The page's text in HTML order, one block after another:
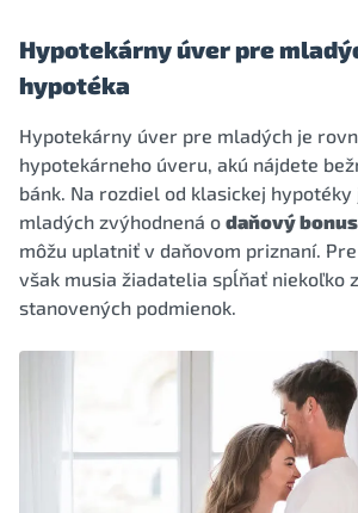
Hypotekárny úver pre
hypotéka
Hypotekárny úver pre mladých je
hypotekárneho úveru, akú nájdete
bánk. Na rozdiel od klasickej
mladých zvýhodnená o daňový bonus
môžu uplatniť v daňovom priznaní.
však musia žiadatelia spĺňať niekoľko
stanovených podmienok.